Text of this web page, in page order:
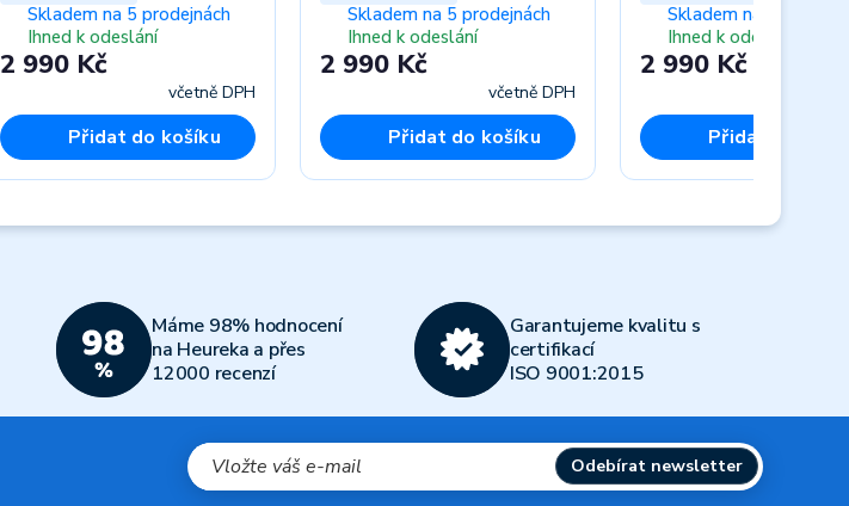
Skladem na 5 prodejnách
Ihned k odeslání
2 990 Kč
včetně DPH
Přidat do košíku
Skladem na 5 prodejnách
Ihned k odeslání
2 990 Kč
včetně DPH
Přidat do košíku
Skladem na 5
Ihned k odeslání
2 990 Kč
Přidat do
Máme 98% hodnocení
na Heureka a přes
12000 recenzí
Garantujeme kvalitu s
certifikací
ISO 9001:2015
Odebírat newsletter